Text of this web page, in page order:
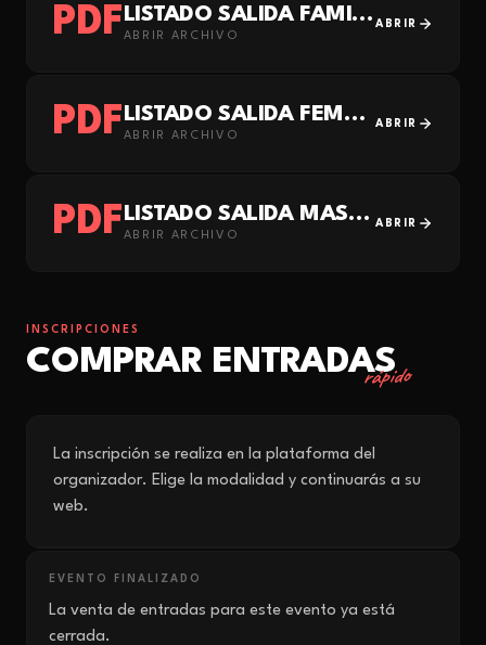
PDF LISTADO SALIDA FAMILIAR
ABRIR ARCHIVO
ABRIR
PDF LISTADO SALIDA FEMENINO
ABRIR ARCHIVO
ABRIR
PDF LISTADO SALIDA MASCULINO
ABRIR ARCHIVO
ABRIR
INSCRIPCIONES
COMPRAR ENTRADAS
rápido
La inscripción se realiza en la plataforma del
organizador. Elige la modalidad y continuarás a su
web.
EVENTO FINALIZADO
La venta de entradas para este evento ya está
cerrada.